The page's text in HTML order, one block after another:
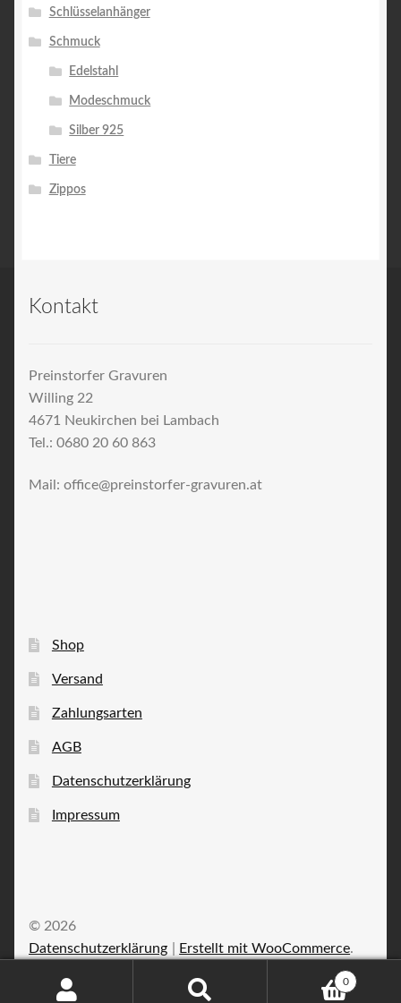
Schlüsselanhänger
Schmuck
Edelstahl
Modeschmuck
Silber 925
Tiere
Zippos
Kontakt
Preinstorfer Gravuren
Willing 22
4671 Neukirchen bei Lambach
Tel.: 0680 20 60 863
Mail: office@preinstorfer-gravuren.at
Shop
Versand
Zahlungsarten
AGB
Datenschutzerklärung
Impressum
© 2026
Datenschutzerklärung
Erstellt mit WooCommerce.
0